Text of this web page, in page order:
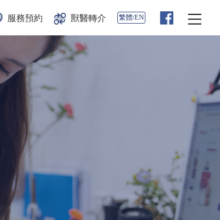
服務預約 獸醫轉介 繁體/EN